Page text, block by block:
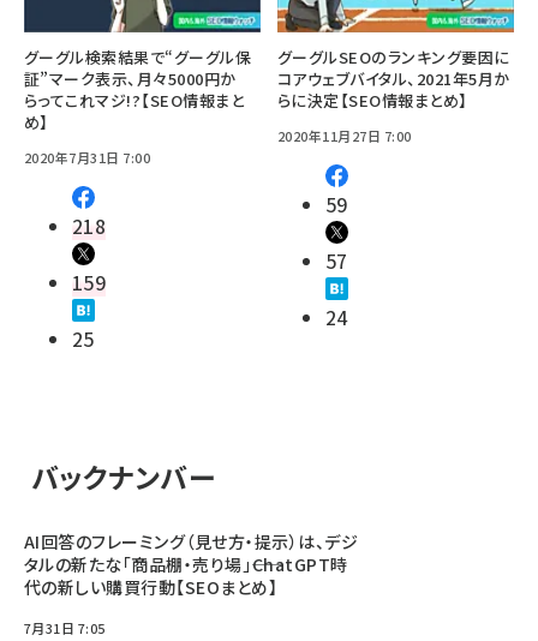
グーグル検索結果で“グーグル保
証”マーク表示、月々5000円か
らってこれマジ!?【SEO情報まと
め】
2020年7月31日 7:00
218
159
25
グーグルSEOのランキング要因に
コアウェブバイタル、2021年5月か
らに決定【SEO情報まとめ】
2020年11月27日 7:00
59
57
24
バックナンバー
AI回答のフレーミング（見せ方・提示）は、デジ
タルの新たな「商品棚・売り場」――ChatGPT時
代の新しい購買行動【SEOまとめ】
7月31日 7:05